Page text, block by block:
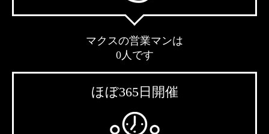
マクスの営業マンは
0人です
ほぼ365日開催